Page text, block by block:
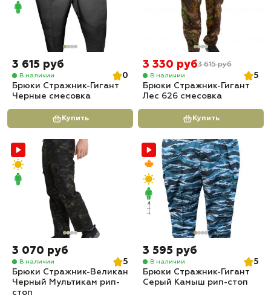
3 615 руб
В наличии
0
Брюки Стражник-Гигант
Черные смесовка
Купить
3 330 руб3 615 руб
В наличии
5
Брюки Стражник-Гигант
Лес 626 смесовка
Купить
3 070 руб
В наличии
5
Брюки Стражник-Великан
Черный Мультикам рип-
стоп
3 595 руб
В наличии
5
Брюки Стражник-Гигант
Серый Камыш рип-стоп